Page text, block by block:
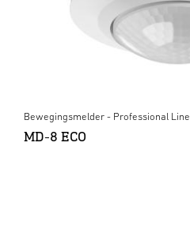
Bewegingsmelder - Professional Line
MD-8 ECO